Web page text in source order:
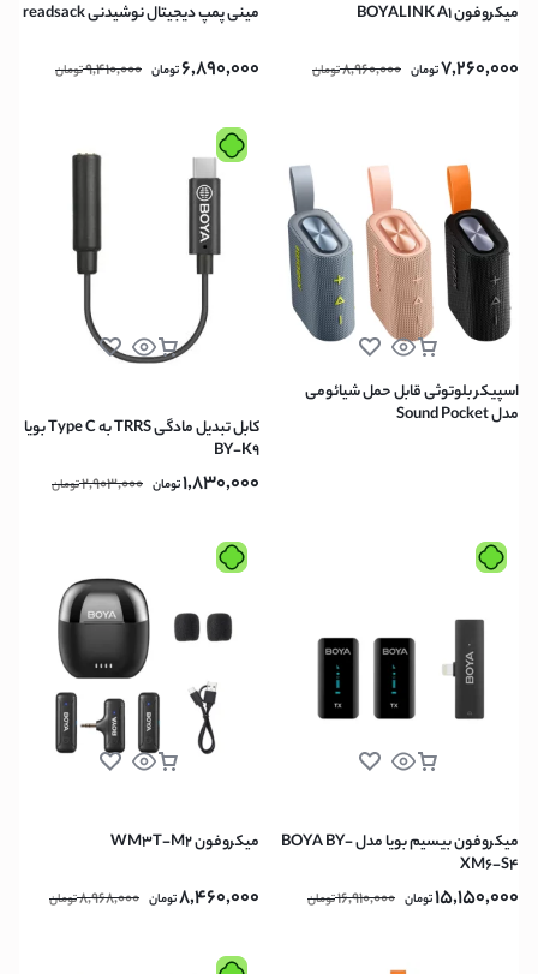
میکروفون BOYALINK A1
7,260,000تومان 8,960,000تومان
مینی پمپ دیجیتال نوشیدنی readsack
6,890,000تومان 9,410,000تومان
اسپیکر بلوتوثی قابل حمل شیائومی
مدل Sound Pocket
کابل تبدیل مادگی TRRS به Type C بویا
BY-K9
1,830,000تومان 2,903,000تومان
میکروفون بیسیم بویا مدل BOYA BY-
XM6-S4
15,150,000تومان 16,910,000تومان
میکروفون WM3T-M2
8,460,000تومان 8,968,000تومان